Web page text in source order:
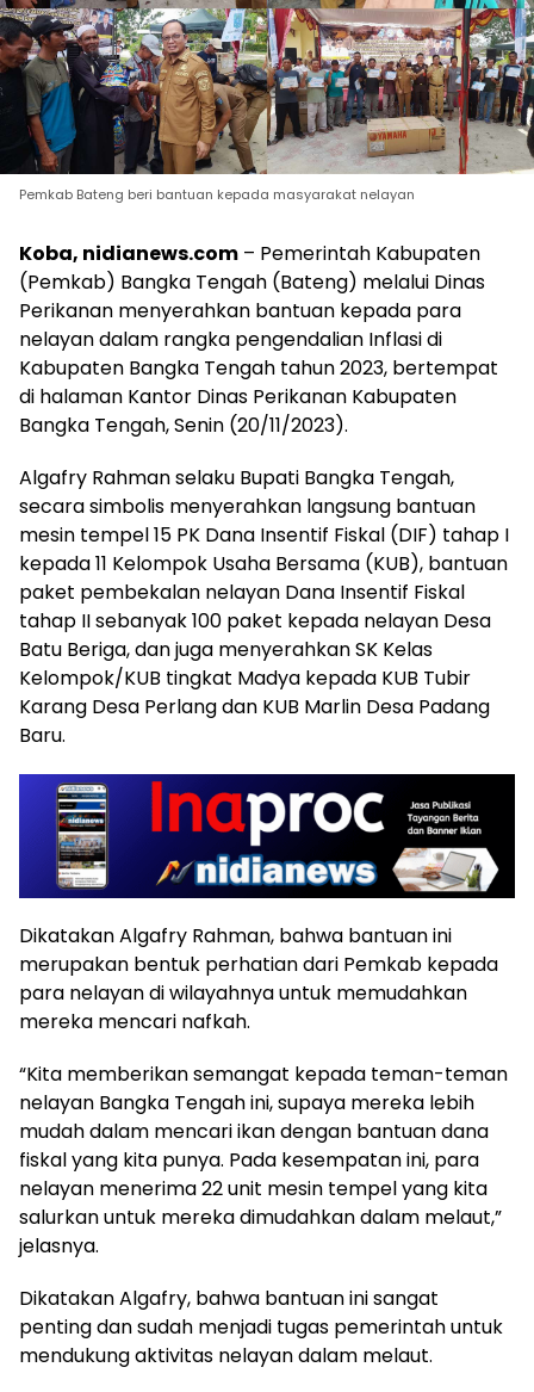
Pemkab Bateng beri bantuan kepada masyarakat nelayan
Koba, nidianews.com – Pemerintah Kabupaten
(Pemkab) Bangka Tengah (Bateng) melalui Dinas
Perikanan menyerahkan bantuan kepada para
nelayan dalam rangka pengendalian Inflasi di
Kabupaten Bangka Tengah tahun 2023, bertempat
di halaman Kantor Dinas Perikanan Kabupaten
Bangka Tengah, Senin (20/11/2023).
Algafry Rahman selaku Bupati Bangka Tengah,
secara simbolis menyerahkan langsung bantuan
mesin tempel 15 PK Dana Insentif Fiskal (DIF) tahap I
kepada 11 Kelompok Usaha Bersama (KUB), bantuan
paket pembekalan nelayan Dana Insentif Fiskal
tahap II sebanyak 100 paket kepada nelayan Desa
Batu Beriga, dan juga menyerahkan SK Kelas
Kelompok/KUB tingkat Madya kepada KUB Tubir
Karang Desa Perlang dan KUB Marlin Desa Padang
Baru.
Dikatakan Algafry Rahman, bahwa bantuan ini
merupakan bentuk perhatian dari Pemkab kepada
para nelayan di wilayahnya untuk memudahkan
mereka mencari nafkah.
“Kita memberikan semangat kepada teman-teman
nelayan Bangka Tengah ini, supaya mereka lebih
mudah dalam mencari ikan dengan bantuan dana
fiskal yang kita punya. Pada kesempatan ini, para
nelayan menerima 22 unit mesin tempel yang kita
salurkan untuk mereka dimudahkan dalam melaut,”
jelasnya.
Dikatakan Algafry, bahwa bantuan ini sangat
penting dan sudah menjadi tugas pemerintah untuk
mendukung aktivitas nelayan dalam melaut.